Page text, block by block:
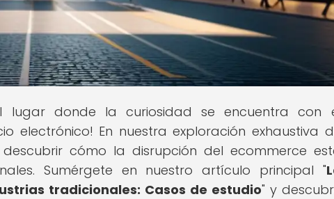
lugar donde la curiosidad se encuentra con
electrónico! En nuestra exploración exhaustiva
cómo la disrupción del ecommerce
Sumérgete en nuestro artículo principal "
tradicionales: Casos de estudio" y